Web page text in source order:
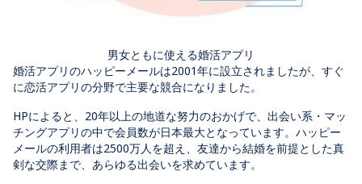
男女ともに使える婚活アプリ
婚活アプリのハッピーメールは2001年に設立されましたが、すぐ
に恋活アプリの分野で主要な競合になりました。
HPによると、20年以上の地道な努力のおかげで、出会い系・マッ
チングアプリの中で会員数が日本最大となっています。ハッピー
メールの利用者は2500万人を超え、友達から結婚を前提とした真
剣な交際まで、あらゆる出会いを求めています。